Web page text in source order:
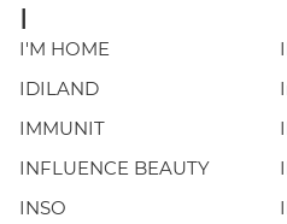
I
I'M HOME
IDILAND
IMMUNIT
INFLUENCE BEAUTY
INSO